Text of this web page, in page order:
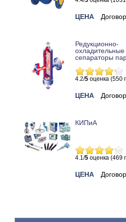
ЦЕНА
Редукционно-
охладительные
сепараторы
4.2/5 оценка (550
ЦЕНА
КИПиА
4.1/5 оценка (469
ЦЕНА